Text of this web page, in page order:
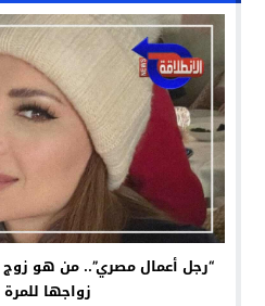
“رجل أعمال مصري”.. من هو
زواجها للمرة